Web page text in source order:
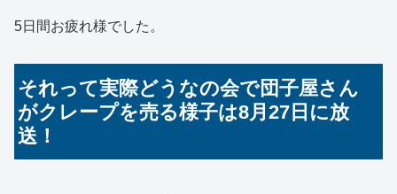
5日間お疲れ様でした。
それって実際どうなの会で団子屋さん
がクレープを売る様子は8月27日に放
送！